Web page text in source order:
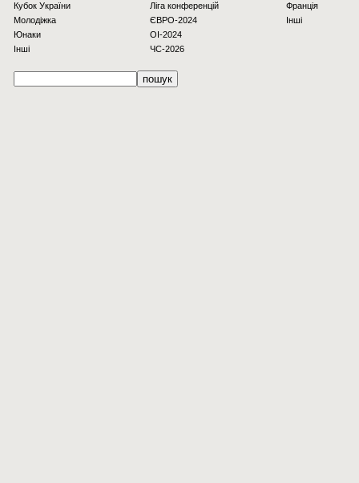
Кубок України
Молодіжка
Юнаки
Інші
Ліга конференцій
ЄВРО-2024
OI-2024
ЧС-2026
Франція
Інші